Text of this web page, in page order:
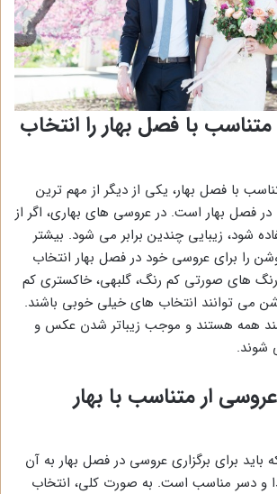
متناسب با فصل بهار را انتخاب
با فصل بهار، یکی از دیگر از مهم ترین
در فصل بهار است. در عروسی های بهاری، اگر از
شود، زیبایی چندین برابر می شود. بیشتر
را برای عروسی خود در فصل بهار انتخاب
های صورتی کم رنگ، گلبهی، خاکستری کم
می توانند انتخاب های خیلی خوبی باشند.
همه هستند و موجب زیباتر شدن عکس و
شوند.
ار متناسب با بهار
باید برای برگزاری عروسی در فصل بهار به آن
و دسر مناسب است. به صورت کلی، انتخاب